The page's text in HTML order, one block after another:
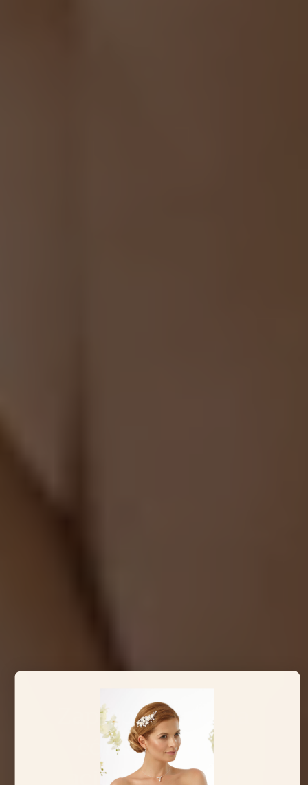
Zapatos de novia
cómodos que